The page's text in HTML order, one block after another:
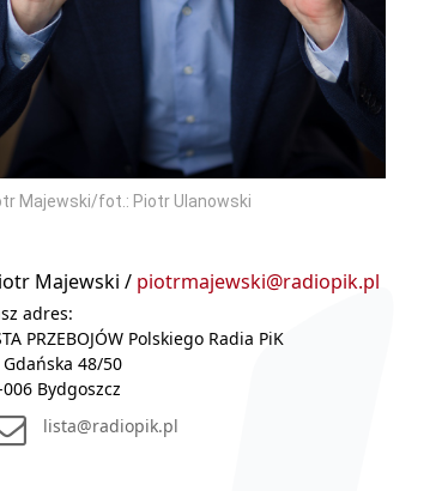
Majewski/fot.: Piotr Ulanowski
Majewski / piotrmajewski@radiopik.pl
adres:
PRZEBOJÓW Polskiego Radia PiK
48/50
Bydgoszcz
lista@radiopik.pl